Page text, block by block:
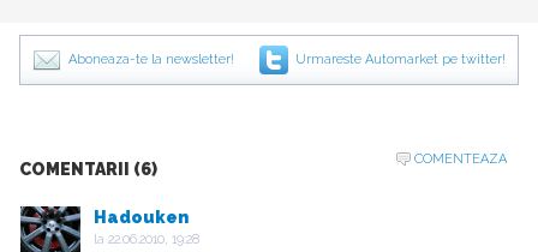
Aboneaza-te la newsletter! Urmareste Automarket pe twitter!
COMENTARII (6)
COMENTEAZA
Hadouken
la 22.06.2010, 19:28